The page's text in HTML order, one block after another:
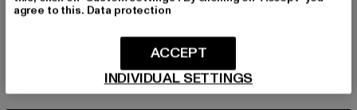
GRÖSSE & PASSFORM
PFLEGEHINWEISE
agree to this. Data protection
INDIVIDUAL SETTINGS
ACCEPT